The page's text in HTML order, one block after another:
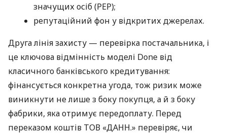
значущих осіб (PEP);
репутаційний фон у відкритих джерелах.
Друга лінія захисту — перевірка постачальника, і
це ключова відмінність моделі Done від
класичного банківського кредитування:
фінансується конкретна угода, тож ризик може
виникнути не лише з боку покупця, а й з боку
фабрики, яка отримує передоплату. Перед
переказом коштів ТОВ «ДАНН.» перевіряє, чи